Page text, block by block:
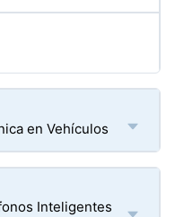
en Vehículos
Inteligentes